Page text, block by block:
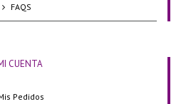
FAQS
CUENTA
Pedidos